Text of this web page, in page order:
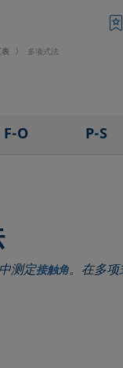
表 多项式法
F-O P-S
测定接触角。在多